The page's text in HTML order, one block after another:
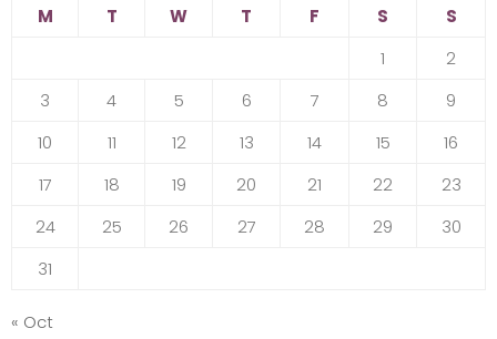
M
T W T F S
S
1
2
3
4 5 6 7 8
9
10
11 12 13 14 15
16
17
18 19 20 21 22
23
24
25 26 27 28 29
30
31
« Oct